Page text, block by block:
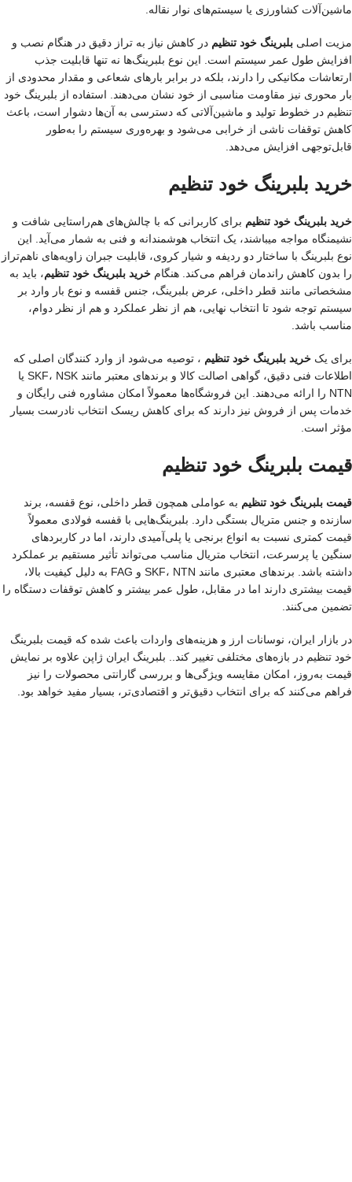
ماشین‌آلات کشاورزی یا سیستم‌های نوار نقاله.
مزیت اصلی بلبرینگ خود تنظیم در کاهش نیاز به تراز دقیق در هنگام نصب و
افزایش طول عمر سیستم است. این نوع بلبرینگ‌ها نه تنها قابلیت جذب
ارتعاشات مکانیکی را دارند، بلکه در برابر بارهای شعاعی و مقدار محدودی از
بار محوری نیز مقاومت مناسبی از خود نشان می‌دهند. استفاده از بلبرینگ خود
تنظیم در خطوط تولید و ماشین‌آلاتی که دسترسی به آن‌ها دشوار است، باعث
کاهش توقفات ناشی از خرابی می‌شود و بهره‌وری سیستم را به‌طور
قابل‌توجهی افزایش می‌دهد.
خرید بلبرینگ خود تنظیم
خرید بلبرینگ خود تنظیم برای کاربرانی که با چالش‌های هم‌راستایی شافت و
نشیمنگاه مواجه میباشند، یک انتخاب هوشمندانه و فنی به شمار می‌آید. این
نوع بلبرینگ با ساختار دو ردیفه و شیار کروی، قابلیت جبران زاویه‌های ناهم‌تراز
را بدون کاهش راندمان فراهم می‌کند. هنگام خرید بلبرینگ خود تنظیم، باید به
مشخصاتی مانند قطر داخلی، عرض بلبرینگ، جنس قفسه و نوع بار وارد بر
سیستم توجه شود تا انتخاب نهایی، هم از نظر عملکرد و هم از نظر دوام،
مناسب باشد.
برای یک خرید بلبرینگ خود تنظیم ، توصیه می‌شود از وارد کنندگان اصلی که
اطلاعات فنی دقیق، گواهی اصالت کالا و برندهای معتبر مانند SKF، NSK یا
NTN را ارائه می‌دهند. این فروشگاه‌ها معمولاً امکان مشاوره فنی رایگان و
خدمات پس از فروش نیز دارند که برای کاهش ریسک انتخاب نادرست بسیار
مؤثر است.
قیمت بلبرینگ خود تنظیم
قیمت بلبرینگ خود تنظیم به عواملی همچون قطر داخلی، نوع قفسه، برند
سازنده و جنس متریال بستگی دارد. بلبرینگ‌هایی با قفسه فولادی معمولاً
قیمت کمتری نسبت به انواع برنجی یا پلی‌آمیدی دارند، اما در کاربردهای
سنگین یا پرسرعت، انتخاب متریال مناسب می‌تواند تأثیر مستقیم بر عملکرد
داشته باشد. برندهای معتبری مانند SKF، NTN و FAG به دلیل کیفیت بالا،
قیمت بیشتری دارند اما در مقابل، طول عمر بیشتر و کاهش توقفات دستگاه را
تضمین می‌کنند.
در بازار ایران، نوسانات ارز و هزینه‌های واردات باعث شده‌ که قیمت بلبرینگ
خود تنظیم در بازه‌های مختلفی تغییر کند.. بلبرینگ ایران ژاپن علاوه بر نمایش
قیمت به‌روز، امکان مقایسه ویژگی‌ها و بررسی گارانتی محصولات را نیز
فراهم می‌کنند که برای انتخاب دقیق‌تر و اقتصادی‌تر، بسیار مفید خواهد بود.